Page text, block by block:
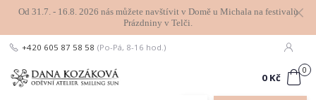
Od 31.7. - 16.8. 2026 nás můžete navštívit v Domě u Michala na festivalu
Prázdniny v Telči.
+420 605 87 58 58 (Po-Pá, 8-16 hod.)
0
0 Kč